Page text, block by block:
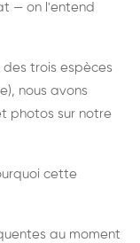
— on l'entend
des trois espèces
nous avons
photos sur notre
cette
au moment